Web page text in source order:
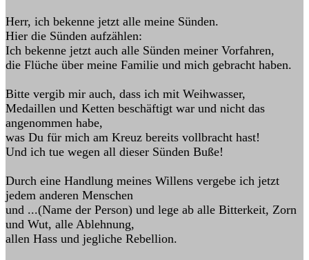
Herr, ich bekenne jetzt alle meine Sünden.
Hier die Sünden aufzählen:
Ich bekenne jetzt auch alle Sünden meiner Vorfahren,
die Flüche über meine Familie und mich gebracht haben.
Bitte vergib mir auch, dass ich mit Weihwasser,
Medaillen und Ketten beschäftigt war und nicht das
angenommen habe,
was Du für mich am Kreuz bereits vollbracht hast!
Und ich tue wegen all dieser Sünden Buße!
Durch eine Handlung meines Willens vergebe ich jetzt
jedem anderen Menschen
und ...(Name der Person) und lege ab alle Bitterkeit, Zorn
und Wut, alle Ablehnung,
allen Hass und jegliche Rebellion.